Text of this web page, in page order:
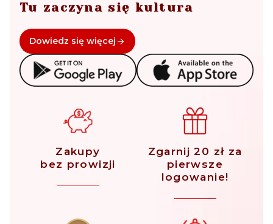
Tu zaczyna się kultura
Dowiedz się więcej
Zakupy
bez prowizji
Zgarnij 20 zł za
pierwsze
logowanie!